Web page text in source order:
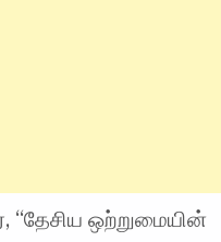
ஒற்றுமையின்